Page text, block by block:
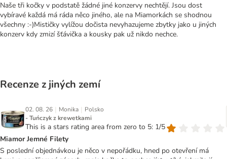
Naše tři kočky v podstatě žádné jiné konzervy nechtějí. Jsou dost
vybíravé každá má ráda něco jiného, ale na Miamorkách se shodnou
všechny :-)Mističky vylížou dočista nevyhazujeme zbytky jako u jiných
konzerv kdy zmizí šťávička a kousky pak už nikdo nechce.
Recenze z jiných zemí
02. 08. 26 | Monika | Polsko
- Tuńczyk z krewetkami
This is a stars rating area from zero to 5: 1/5
Miamor Jemné Filety
S poslední objednávkou je něco v nepořádku, hned po otevření má